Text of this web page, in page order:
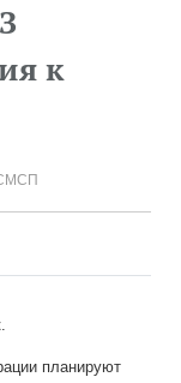
к
СМСП
планируют